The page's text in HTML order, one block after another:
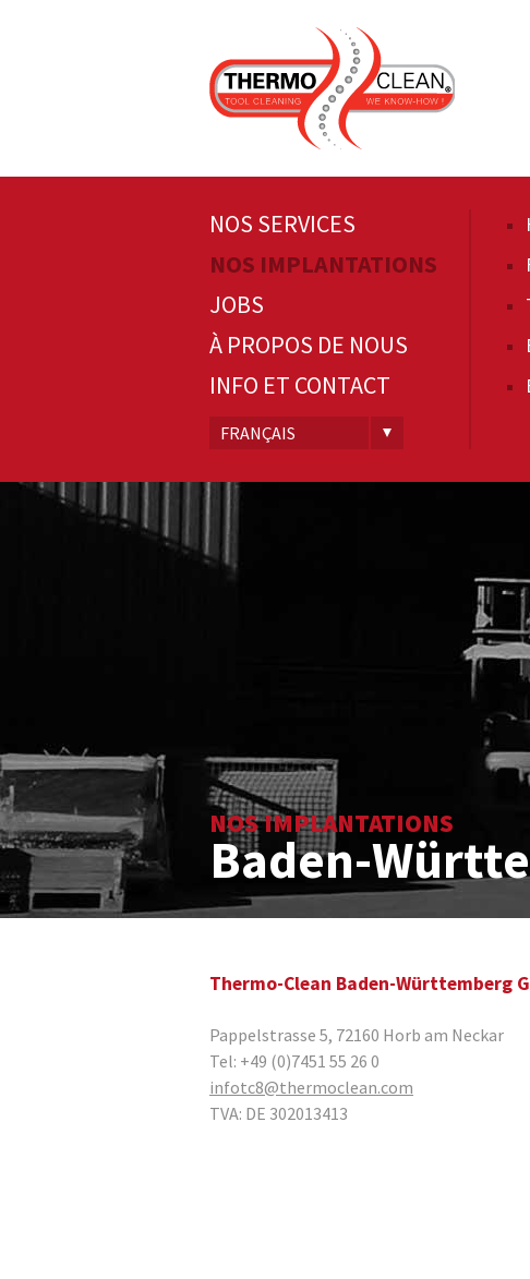
NOS SERVICES
NOS IMPLANTATIONS
JOBS
À PROPOS DE NOUS
INFO ET CONTACT
FRANÇAIS
NOS IMPLANTATIONS
Baden-
Thermo-Clean Baden-Württemberg
Pappelstrasse 5, 72160 Horb am Neckar
Tel: +49 (0)7451 55 26 0
infotc8@thermoclean.com
TVA: DE 302013413